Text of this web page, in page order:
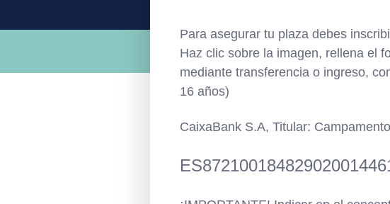
Para asegurar tu plaza debes
Haz clic sobre la imagen, rellena el
mediante transferencia o ingreso,
16 años)
CaixaBank S.A, Titular: